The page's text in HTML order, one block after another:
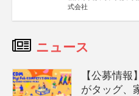
式会社
ニュース
【公募情
がタッグ、